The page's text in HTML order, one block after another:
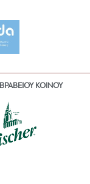
ΚΟΙΝΟΥ